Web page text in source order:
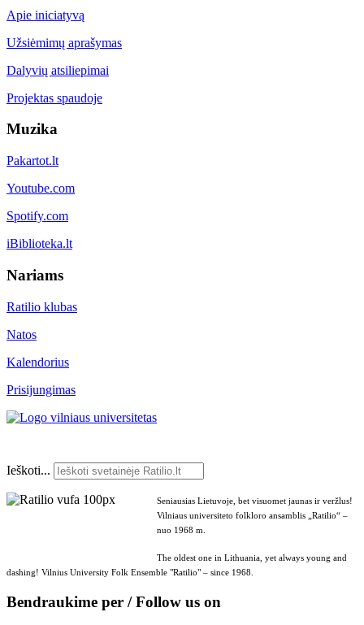
Apie iniciatyvą
Užsiėmimų aprašymas
Dalyvių atsiliepimai
Projektas spaudoje
Muzika
Pakartot.lt
Youtube.com
Spotify.com
iBiblioteka.lt
Nariams
Ratilio klubas
Natos
Kalendorius
Prisijungimas
Ieškoti...
Seniausias Lietuvoje, bet visuomet jaunas ir veržlus!
Vilniaus universiteto folkloro ansamblis „Ratilio“ –
nuo 1968 m.
The oldest one in Lithuania, yet always young and
dashing! Vilnius University Folk Ensemble "Ratilio" – since 1968.
Bendraukime per / Follow us on